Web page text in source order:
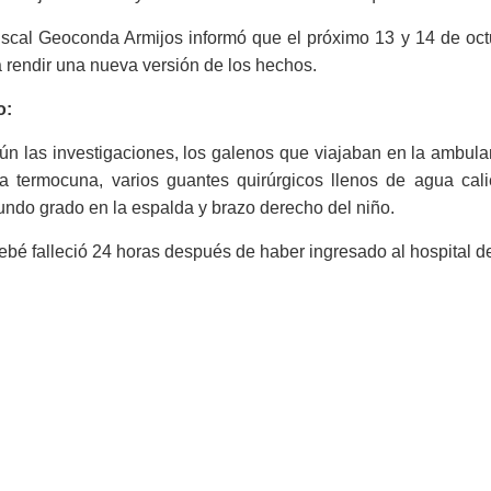
Geoconda Armijos informó que el próximo 13 y 14 de
rendir una nueva versión de los hechos.
las investigaciones, los galenos que viajaban en la
termocuna, varios guantes quirúrgicos llenos de agua
grado en la espalda y brazo derecho del niño.
falleció 24 horas después de haber ingresado al hospital